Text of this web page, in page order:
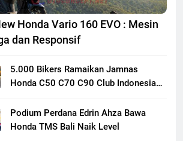
Honda Vario 160 EVO : Mesin
dan Responsif
5.000 Bikers Ramaikan Jamnas
Honda C50 C70 C90 Club Indonesia
Persaudaraan Pecinta Motor Klasik
Honda
Podium Perdana Edrin Ahza Bawa
Honda TMS Bali Naik Level